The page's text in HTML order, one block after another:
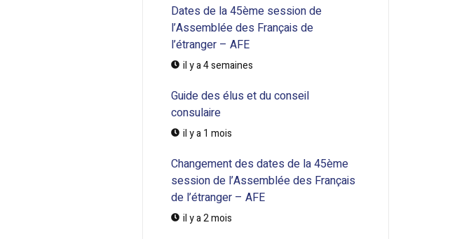
Dates de la 45ème session de
l’Assemblée des Français de
l’étranger – AFE
il y a 4 semaines
Guide des élus et du conseil
consulaire
il y a 1 mois
Changement des dates de la 45ème
session de l’Assemblée des Français
de l’étranger – AFE
il y a 2 mois